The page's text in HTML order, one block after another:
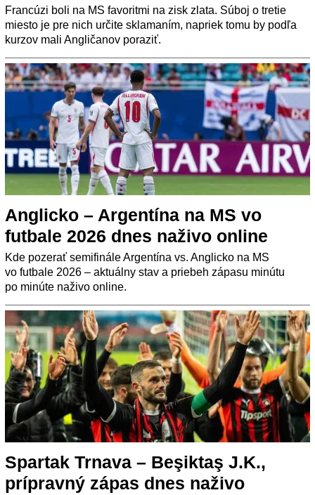
Francúzi boli na MS favoritmi na zisk zlata. Súboj o tretie
miesto je pre nich určite sklamaním, napriek tomu by podľa
kurzov mali Angličanov poraziť.
Anglicko – Argentína na MS vo
futbale 2026 dnes naživo online
Kde pozerať semifinále Argentína vs. Anglicko na MS
vo futbale 2026 – aktuálny stav a priebeh zápasu minútu
po minúte naživo online.
Spartak Trnava – Beşiktaş J.K.,
prípravný zápas dnes naživo